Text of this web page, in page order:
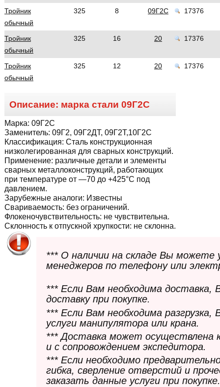
Тройник
обычный
325 8 09Г2С 17376
Тройник
обычный
325 16 20 17376
Тройник
обычный
325 12 20 17376
Описание: марка стали 09Г2С
Марка: 09Г2С
Заменитель: 09Г2, 09Г2ДТ, 09Г2Т,10Г2С
Классификация: Сталь конструкционная
низколегированная для сварных конструкций.
Применение: различные детали и элементы
сварных металлоконструкций, работающих
при температуре от —70 до +425°С под
давлением.
Зарубежные аналоги: Известны
Свариваемость: без ограничений.
Флокеночувствительность: не чувствительна.
Склонность к отпускной хрупкости: не склонна.
*** О наличии на складе Вы можете
менеджеров по телефону или
*** Если Вам необходима
доставку при покупке.
*** Если Вам необходима
услуги манипулятора или крана.
*** Доставка может осуществлена
и с сопровождением экспедитора.
*** Если необходимо
гибка, сверление отверстий и
заказать данные услуги при покупке.